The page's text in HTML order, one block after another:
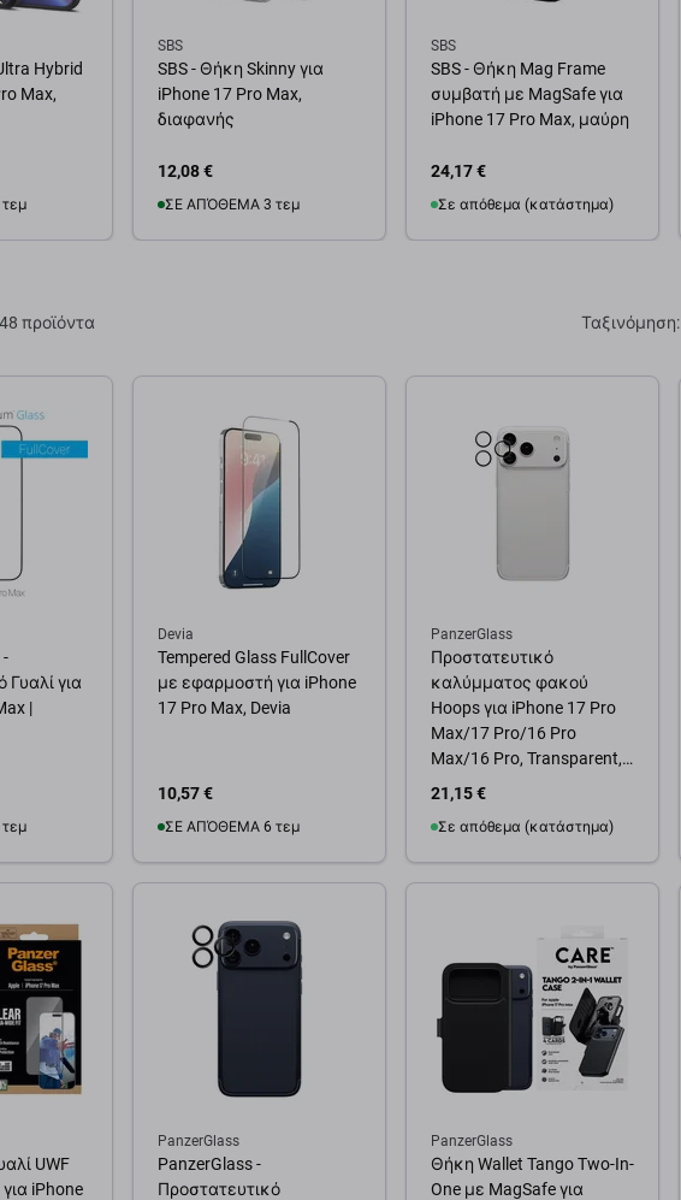
Hybrid
Max,
SBS
SBS - Θήκη Skinny για
iPhone 17 Pro Max,
διαφανής
12,08 €
ΣΕ ΑΠΌΘΕΜΑ 3 τεμ
SBS
SBS - Θήκη Mag Frame
συμβατή με MagSafe για
iPhone 17 Pro Max, μαύρη
24,17 €
Σε απόθεμα (κατάστημα)
προϊόντα Ταξινόμηση:
-
Γυαλί για
|
Devia
Tempered Glass FullCover
με εφαρμοστή για iPhone
17 Pro Max, Devia
10,57 €
ΣΕ ΑΠΌΘΕΜΑ 6 τεμ
PanzerGlass
Προστατευτικό
καλύμματος φακού
Hoops για iPhone 17 Pro
Max/17 Pro/16 Pro
Max/16 Pro, Transparent,
PanzerGlass
21,15 €
Σε απόθεμα (κατάστημα)
UWF
iPhone
PanzerGlass
PanzerGlass -
Προστατευτικό
PanzerGlass
Θήκη Wallet Tango Two-In-
One με MagSafe για